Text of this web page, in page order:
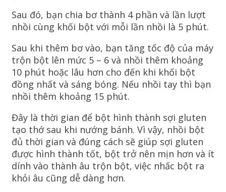
Sau đó, bạn chia bơ thành 4 phần và lần lượt
nhồi cùng khối bột với mỗi lần nhồi là 5 phút.
Sau khi thêm bơ vào, bạn tăng tốc độ của máy
trộn bột lên mức 5 – 6 và nhồi thêm khoảng
10 phút hoặc lâu hơn cho đến khi khối bột
đồng nhất và sáng bóng. Nếu nhồi tay thì bạn
nhồi thêm khoảng 15 phút.
Đây là thời gian để bột hình thành sợi gluten
tạo thớ sau khi nướng bánh. Vì vậy, nhồi bột
đủ thời gian và đúng cách sẽ giúp sợi gluten
được hình thành tốt, bột trở nên mịn hơn và ít
dính vào thành âu trộn bột, việc nhấc bột ra
khỏi âu cũng dễ dàng hơn.